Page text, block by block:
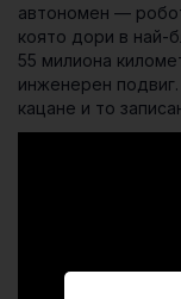
автономен —
която дори в най-
55 милиона
инженерен
кацане и то